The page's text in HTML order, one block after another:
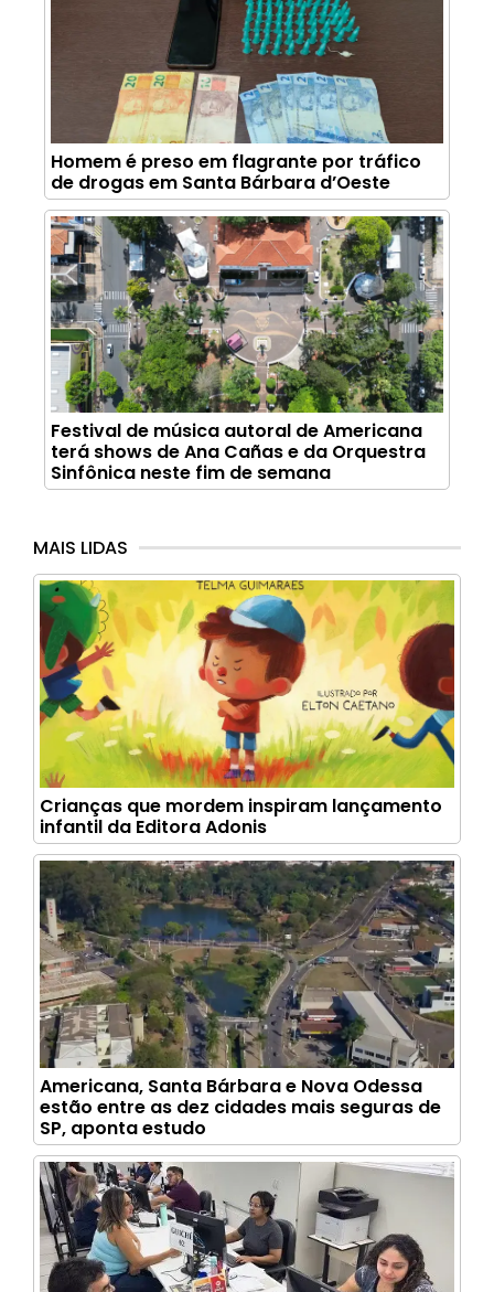
Homem é preso em flagrante por tráfico
de drogas em Santa Bárbara d’Oeste
Festival de música autoral de Americana
terá shows de Ana Cañas e da Orquestra
Sinfônica neste fim de semana
MAIS LIDAS
Crianças que mordem inspiram lançamento
infantil da Editora Adonis
Americana, Santa Bárbara e Nova Odessa
estão entre as dez cidades mais seguras de
SP, aponta estudo